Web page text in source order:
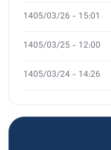
15:01 - 1405/03/26
12:00 - 1405/03/25
14:26 - 1405/03/24